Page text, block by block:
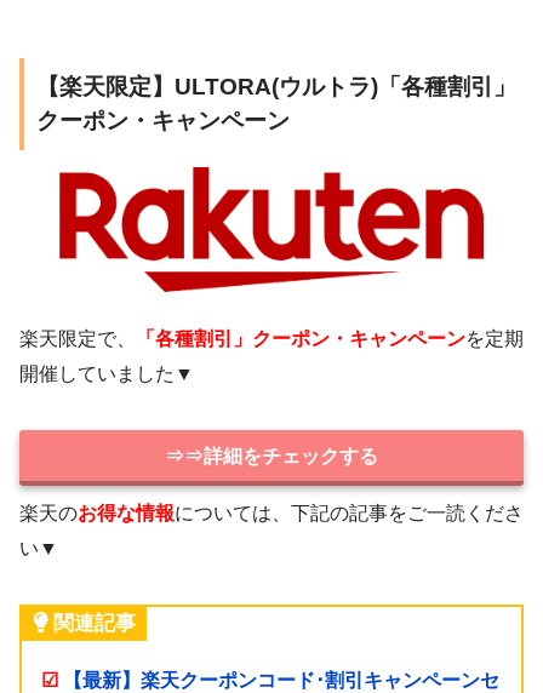
【楽天限定】ULTORA(ウルトラ)「各種割引」
クーポン・キャンペーン
楽天限定で、 「各種割引」クーポン・キャンペーンを定期
開催していました▼
⇒⇒詳細をチェックする
楽天のお得な情報については、下記の記事をご一読くださ
い▼
関連記事
☑
【最新】楽天クーポンコード･割引キャンペーンセ